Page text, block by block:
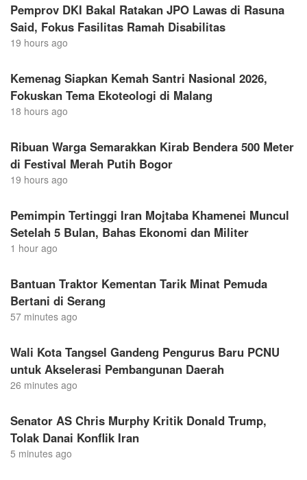
Pemprov DKI Bakal Ratakan JPO Lawas di Rasuna
Said, Fokus Fasilitas Ramah Disabilitas
19 hours ago
Kemenag Siapkan Kemah Santri Nasional 2026,
Fokuskan Tema Ekoteologi di Malang
18 hours ago
Ribuan Warga Semarakkan Kirab Bendera 500 Meter
di Festival Merah Putih Bogor
19 hours ago
Pemimpin Tertinggi Iran Mojtaba Khamenei Muncul
Setelah 5 Bulan, Bahas Ekonomi dan Militer
1 hour ago
Bantuan Traktor Kementan Tarik Minat Pemuda
Bertani di Serang
57 minutes ago
Wali Kota Tangsel Gandeng Pengurus Baru PCNU
untuk Akselerasi Pembangunan Daerah
26 minutes ago
Senator AS Chris Murphy Kritik Donald Trump,
Tolak Danai Konflik Iran
5 minutes ago